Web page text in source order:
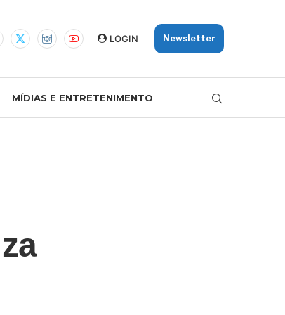
LOGIN Newsletter
MÍDIAS E ENTRETENIMENTO